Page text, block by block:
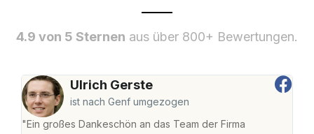
4.9 von 5 Sternen aus über 800+ Bewertungen.
Ulrich Gerste
ist nach Genf umgezogen
"Ein großes Dankeschön an das Team der Firma